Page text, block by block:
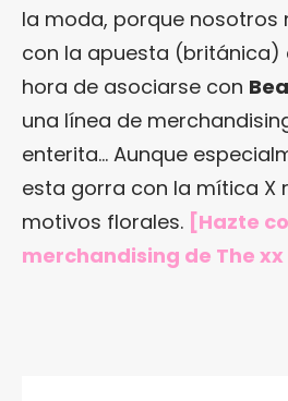
la moda, porque nosotros
con la apuesta (británica)
hora de asociarse con
una línea de
enterita… Aunque
esta gorra con la mítica X
motivos florales. [Hazte
merchandising de The xx